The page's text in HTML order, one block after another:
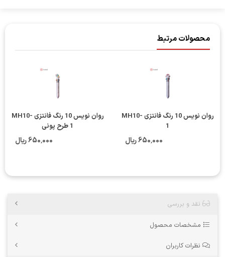
محصولات مرتبط
روان نویس 10 رنگ فانتزی MH10-
1
650٬000 ریال
روان نویس 10 رنگ فانتزی MH10-
1 طرح پونی
650٬000 ریال
نقد و بررسی
مشخصات محصول
نظرات کاربران